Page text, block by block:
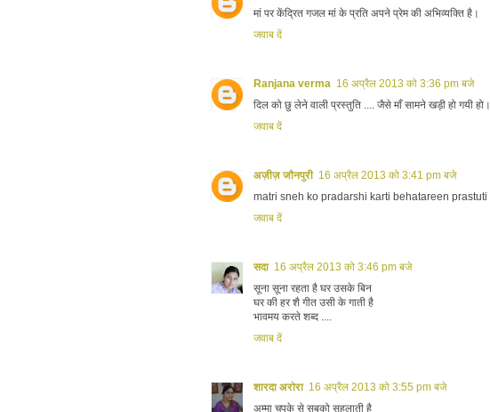
मां पर केंद्रित गजल मां के प्रति अपने प्रेम की अभिव्यक्ति है।
जवाब दें
Ranjana verma 16 अप्रैल 2013 को 3:36 pm बजे
दिल को छु लेने वाली प्रस्तुति .... जैसे माँ सामने खड़ी हो गयी हो।
जवाब दें
अज़ीज़ जौनपुरी 16 अप्रैल 2013 को 3:41 pm बजे
matri sneh ko pradarshi karti behatareen prastuti
जवाब दें
सदा 16 अप्रैल 2013 को 3:46 pm बजे
सूना सूना रहता है घर उसके बिन
घर की हर शै गीत उसी के गाती है
भावमय करते शब्‍द ....
जवाब दें
शारदा अरोरा 16 अप्रैल 2013 को 3:55 pm बजे
अम्मा चुपके से सबको सहलाती है